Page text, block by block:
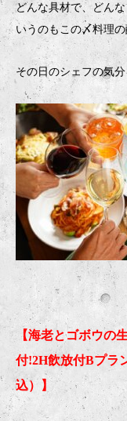
どんな具材で、どん
いうのもこの〆料理
その日のシェフの気
【海老とゴボウの
付!2H飲放付Bプラ
込）】